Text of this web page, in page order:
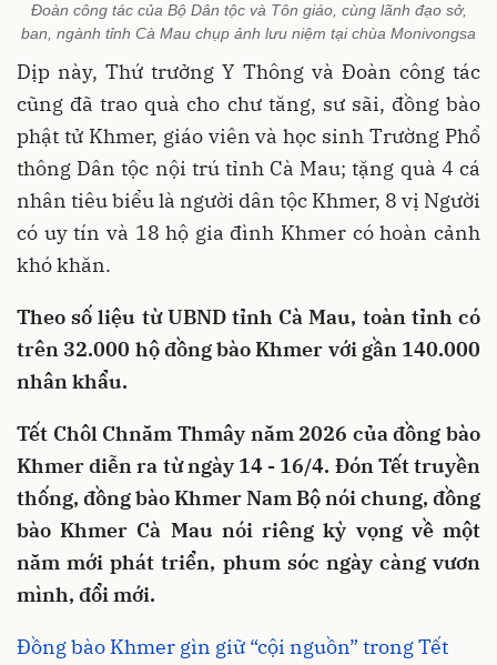
Đoàn công tác của Bộ Dân tộc và Tôn giáo, cùng lãnh đạo sở,
ban, ngành tỉnh Cà Mau chụp ảnh lưu niệm tại chùa Monivongsa
Dịp này, Thứ trưởng Y Thông và Đoàn công tác
cũng đã trao quà cho chư tăng, sư sãi, đồng bào
phật tử Khmer, giáo viên và học sinh Trường Phổ
thông Dân tộc nội trú tỉnh Cà Mau; tặng quà 4 cá
nhân tiêu biểu là người dân tộc Khmer, 8 vị Người
có uy tín và 18 hộ gia đình Khmer có hoàn cảnh
khó khăn.
Theo số liệu từ UBND tỉnh Cà Mau, toàn tỉnh có
trên 32.000 hộ đồng bào Khmer với gần 140.000
nhân khẩu.
Tết Chôl Chnăm Thmây năm 2026 của đồng bào
Khmer diễn ra từ ngày 14 - 16/4. Đón Tết truyền
thống, đồng bào Khmer Nam Bộ nói chung, đồng
bào Khmer Cà Mau nói riêng kỳ vọng về một
năm mới phát triển, phum sóc ngày càng vươn
mình, đổi mới.
Đồng bào Khmer gìn giữ “cội nguồn” trong Tết